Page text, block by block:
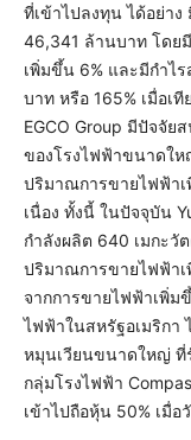
ที่เข้าไปลงทุน ได้อย่า
46,341 ล้านบาท โดย
เพิ่มขึ้น 6% และมีกำไ
บาท หรือ 165% เมื่อเ
EGCO Group มีปัจจั
ของโรงไฟฟ้าขนาดให
ปริมาณการขายไฟฟ้าเ
เนื่อง ทั้งนี้ ในปัจจุบัน
กำลังผลิต 640 เมกะวั
ปริมาณการขายไฟฟ้า
จากการขายไฟฟ้าเพิ่ม
ไฟฟ้าในสหรัฐอเมริกา
หมุนเวียนขนาดใหญ่ ที่
กลุ่มโรงไฟฟ้า
เข้าไปถือหุ้น 50% เมื่